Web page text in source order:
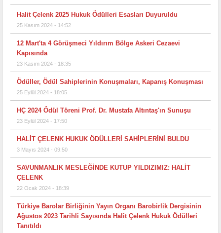
Halit Çelenk 2025 Hukuk Ödülleri Esasları Duyuruldu
25 Kasım 2024 - 14:52
12 Mart'ta 4 Görüşmeci Yıldırım Bölge Askeri Cezaevi
Kapısında
23 Kasım 2024 - 18:35
Ödüller, Ödül Sahiplerinin Konuşmaları, Kapanış Konuşması
25 Eylül 2024 - 18:05
HÇ 2024 Ödül Töreni Prof. Dr. Mustafa Altıntaş'ın Sunuşu
23 Eylül 2024 - 17:50
HALİT ÇELENK HUKUK ÖDÜLLERİ SAHİPLERİNİ BULDU
3 Mayıs 2024 - 09:50
SAVUNMANLIK MESLEĞİNDE KUTUP YILDIZIMIZ: HALİT
ÇELENK
22 Ocak 2024 - 18:39
Türkiye Barolar Birliğinin Yayın Organı Barobirlik Dergisinin
Ağustos 2023 Tarihli Sayısında Halit Çelenk Hukuk Ödülleri
Tanıtıldı